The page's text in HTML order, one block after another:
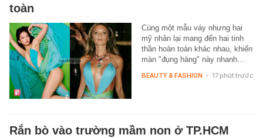
toàn
Cùng một mẫu váy nhưng hai
mỹ nhân lại mang đến hai tinh
thần hoàn toàn khác nhau, khiến
màn "đụng hàng" này nhanh…
BEAUTY & FASHION - 17 phút trước
Rắn bò vào trường mầm non ở TP.HCM